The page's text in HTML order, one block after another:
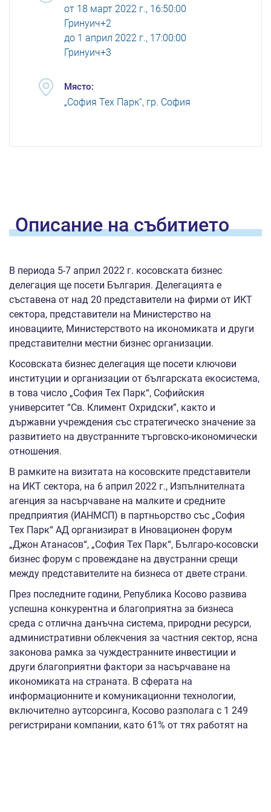
от 18 март 2022 г., 16:50:00
Гринуич+2
до 1 април 2022 г., 17:00:00
Гринуич+3
Място:
„София Тех Парк“, гр. София
Oписание насъбитието
В периода 5-7 април 2022 г. косовската бизнес
делегация ще посети България. Делегацията е
съставена от над 20 представители на фирми от ИКТ
сектора, представители на Министерство на
иновациите, Министерството на икономиката и други
представителни местни бизнес организации.
Косовската бизнес делегация ще посети ключови
институции и организации от българската екосистема,
в това число „София Тех Парк“, Софийския
университет “Св. Климент Охридски”, както и
държавни учреждения със стратегическо значение за
развитието на двустранните търговско-икономически
отношения.
В рамките на визитата на косовските представители
на ИКТ сектора, на 6 април 2022 г., Изпълнителната
агенция за насърчаване на малките и средните
предприятия (ИАНМСП) в партньорство със „София
Тех Парк“ АД организират в Иновационен форум
„Джон Атанасов“, „София Тех Парк“, Българо-косовски
бизнес форум с провеждане на двустранни срещи
между представителите на бизнеса от двете страни.
През последните години, Република Косово развива
успешна конкурентна и благоприятна за бизнеса
среда с отлична данъчна система, природни ресурси,
административни облекчения за частния сектор, ясна
законова рамка за чуждестранните инвестиции и
други благоприятни фактори за насърчаване на
икономиката на страната. В сферата на
информационните и комуникационни технологии,
включително аутсорсинга, Косово разполага с 1 249
регистрирани компании, като 61% от тях работят на